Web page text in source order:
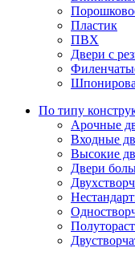
Пластик
ПВХ
Двери с
По типу
Арочные
Входные
Высокие
Двери